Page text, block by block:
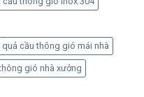
quả cầu thông gió mái nhà
gió nhà xưởng